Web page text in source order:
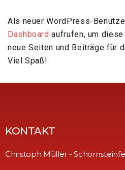
Als neuer WordPress-
Dashboard aufrufen, um
neue Seiten und Beiträge für
Viel Spaß!
KONTAKT
Christoph Müller -